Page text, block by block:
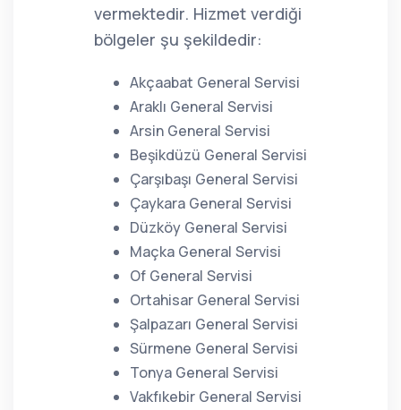
vermektedir. Hizmet verdiği
bölgeler şu şekildedir:
Akçaabat General Servisi
Araklı General Servisi
Arsin General Servisi
Beşikdüzü General Servisi
Çarşıbaşı General Servisi
Çaykara General Servisi
Düzköy General Servisi
Maçka General Servisi
Of General Servisi
Ortahisar General Servisi
Şalpazarı General Servisi
Sürmene General Servisi
Tonya General Servisi
Vakfıkebir General Servisi